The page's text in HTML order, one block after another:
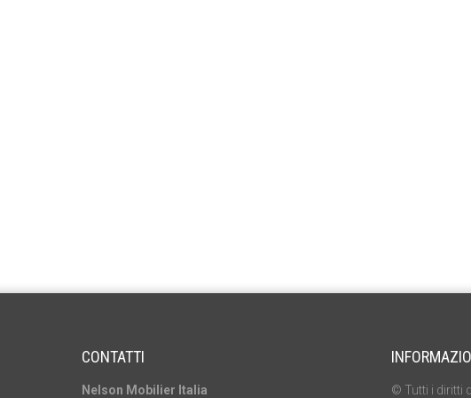
CONTATTI
Nelson Mobilier Italia © Tutti i diritti